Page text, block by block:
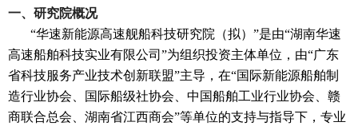
一、研究院概况
“华速新能源高速舰船科技研究院（拟）”是由“湖南华速
高速船舶科技实业有限公司”为组织投资主体单位，由“广东
省科技服务产业技术创新联盟”主导，在“国际新能源船舶制
造行业协会、国际船级社协会、中国船舶工业行业协会、赣
商联合总会、湖南省江西商会”等单位的支持与指导下，专业